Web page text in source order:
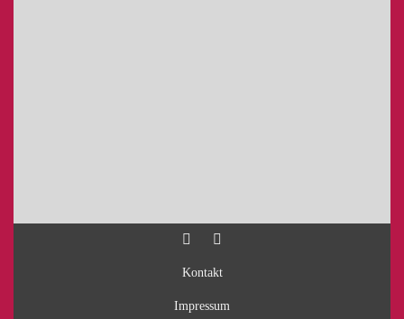
Kontakt
Impressum